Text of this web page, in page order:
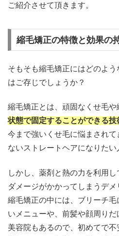
ご紹介させて頂きます。
縮毛矯正の特徴と効果の
そもそも縮毛矯正にはどのよ
はご存じでしょうか？
縮毛矯正とは、頑固なくせ毛や
状態で固定することができる技
今まで強いくせ毛に悩まされ
ないストレートヘアになりたい
しかし、薬剤と熱の力を利用
ダメージがかかってしまうデメ
縮毛矯正の中には、ブリーチ
いメニューや、前髪や顔周り
美容院もあるので、初めてで